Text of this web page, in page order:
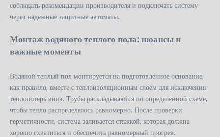
соблюдать рекомендации производителя и подключать систему
через надежные защитные автоматы.
Монтаж водяного теплого пола: нюансы и
важные моменты
Водяной теплый пол монтируется на подготовленное основание,
как правило, вместе с теплоизоляционным слоем для исключения
теплопотерь вниз. Трубы раскладываются по определённой схеме,
чтобы тепло распределялось равномерно. После проверки
герметичности, система заливается стяжкой, которая должна
хорошо схватиться и обеспечить равномерный прогрев.